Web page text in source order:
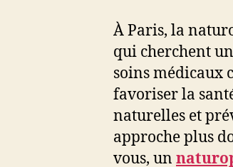
À Paris, la
qui cherchent
soins médicaux
favoriser la
naturelles et
approche plus
vous, un